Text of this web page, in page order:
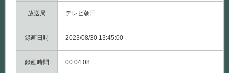
０
震
ー
放送局 テレビ朝日
録画日時 2023/08/30 13:45:00
録画時間 00:04:08